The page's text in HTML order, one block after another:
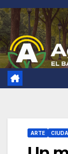
Saltar
al
contenido
ARTE